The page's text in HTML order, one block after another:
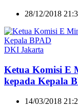
28/12/2018
DKI Jakarta
Ketua Komisi E
kepada Kepala
14/03/2018